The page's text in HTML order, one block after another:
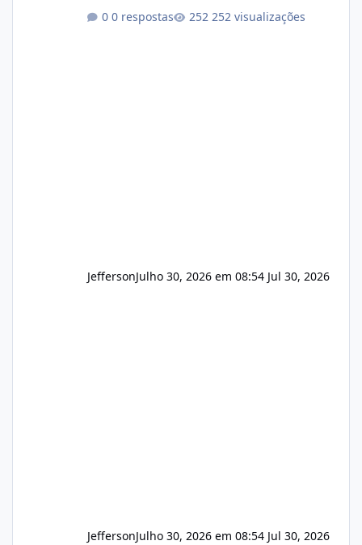
operação. Se você possui clientes ativos de
0 respostas 252 visualizações
JeffersonJulho 30, 2026 em 08:54 Jul 30, 2026
JeffersonJulho 30, 2026 em 08:54 Jul 30, 2026